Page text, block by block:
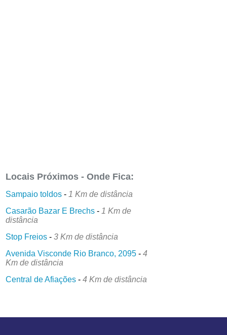
Locais Próximos - Onde Fica:
Sampaio toldos - 1 Km de distância
Casarão Bazar E Brechs - 1 Km de
distância
Stop Freios -3 Km de distância
Avenida Visconde Rio Branco, 2095 -4
Km de distância
Central de Afiações -4 Km de distância